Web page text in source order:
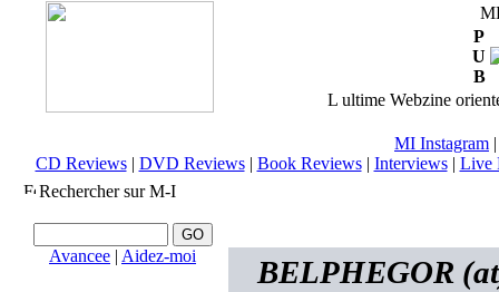
P
U
B
L ultime Webzine
MI Instagram
CD Reviews| DVD Reviews| Book Reviews| Interviews| Live
Rechercher sur M-I
Avancee | Aidez-moi BELPHEGOR